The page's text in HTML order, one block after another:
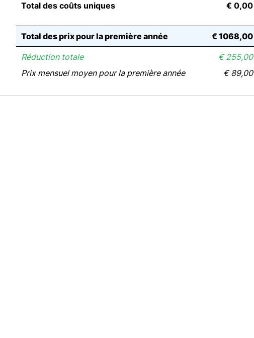
Total des coûts uniques € 0,00
Total des prix pour la première année € 1068,00
Réduction totale
€ 255,00
Prix mensuel moyen pour la première année
€ 89,00